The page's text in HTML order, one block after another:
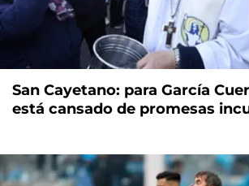
San Cayetano: para García
está cansado de promesas